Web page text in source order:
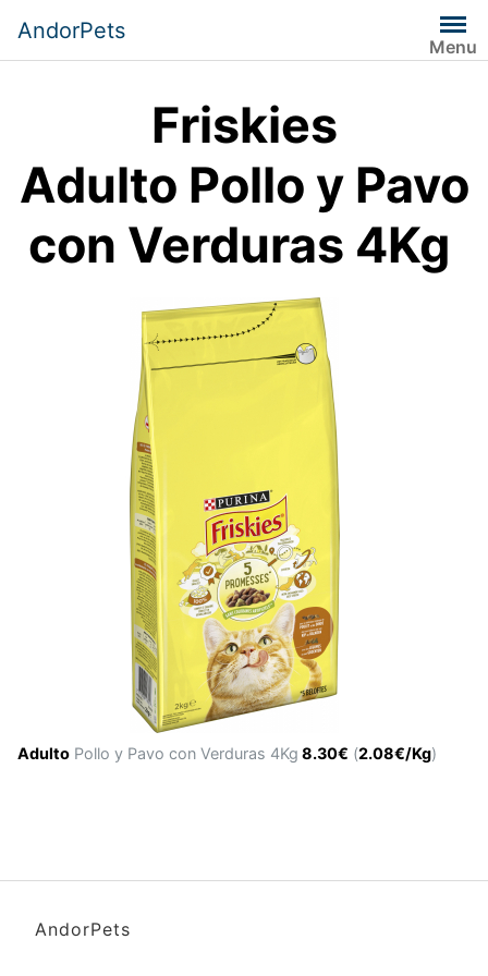
contenido
AndorPets
Menu
Friskies
Adulto Pollo y Pavo
con Verduras 4Kg
Adulto Pollo y Pavo con Verduras 4Kg 8.30€ (2.08€/Kg)
AndorPets